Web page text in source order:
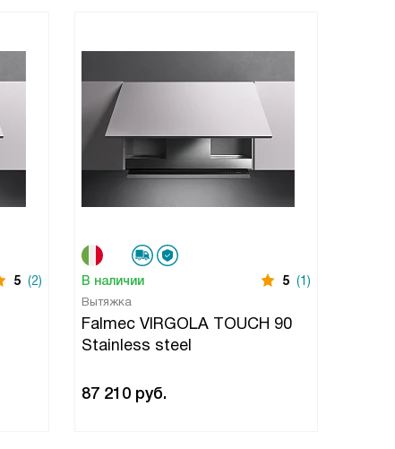
5 (2) В наличии 5 (1)
Вытяжка
Falmec VIRGOLA TOUCH 90
Stainless steel
87 210 руб.